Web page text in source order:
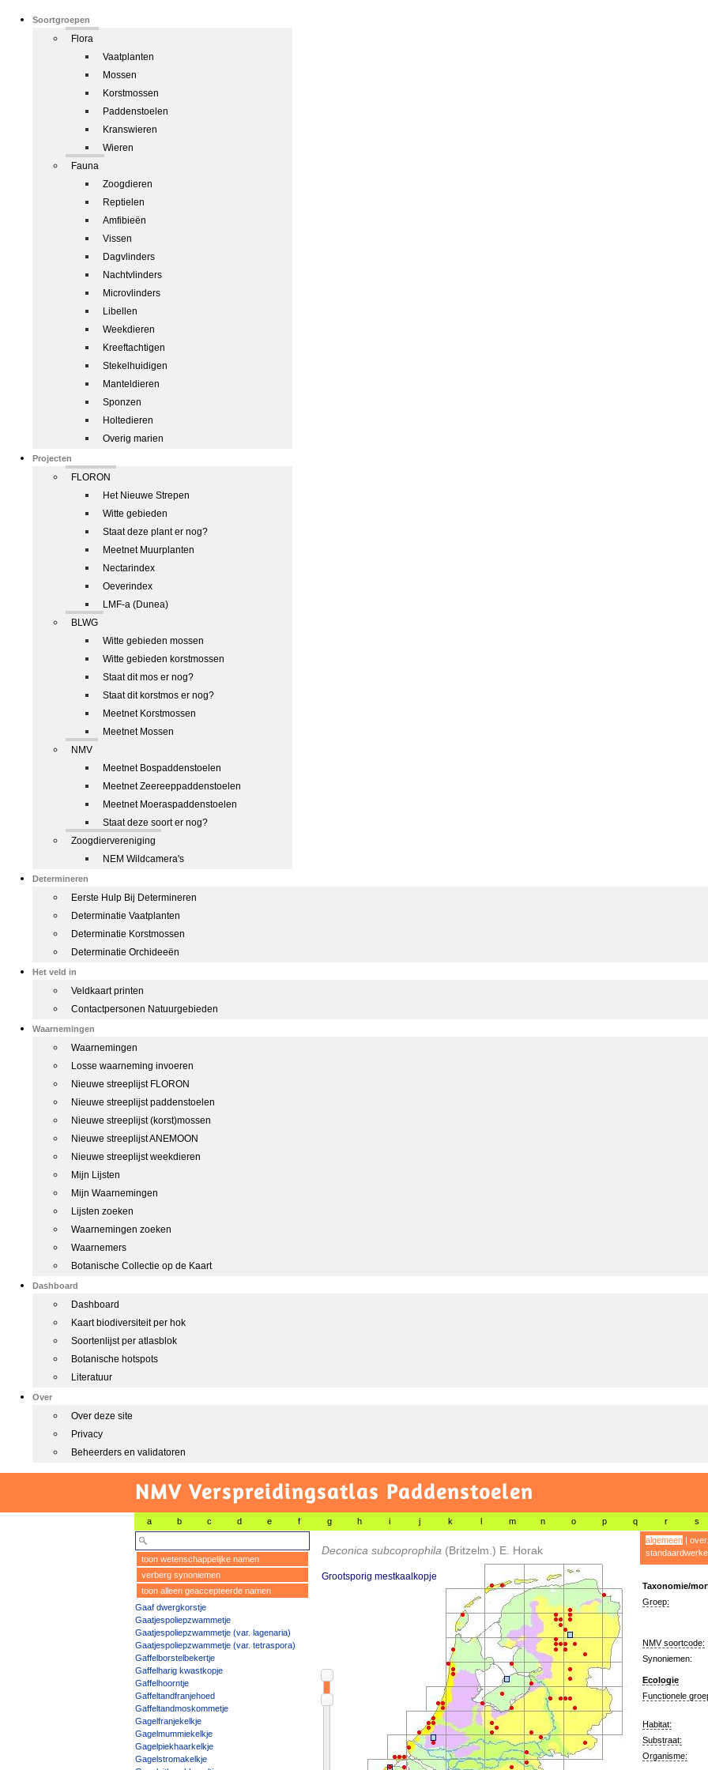
Soortgroepen
Flora
Vaatplanten
Mossen
Korstmossen
Paddenstoelen
Kranswieren
Wieren
Fauna
Zoogdieren
Reptielen
Amfibieën
Vissen
Dagvlinders
Nachtvlinders
Microvlinders
Libellen
Weekdieren
Kreeftachtigen
Stekelhuidigen
Manteldieren
Sponzen
Holtedieren
Overig marien
Projecten
FLORON
Het Nieuwe Strepen
Witte gebieden
Staat deze plant er nog?
Meetnet Muurplanten
Nectarindex
Oeverindex
LMF-a (Dunea)
BLWG
Witte gebieden mossen
Witte gebieden korstmossen
Staat dit mos er nog?
Staat dit korstmos er nog?
Meetnet Korstmossen
Meetnet Mossen
NMV
Meetnet Bospaddenstoelen
Meetnet Zeereeppaddenstoelen
Meetnet Moeraspaddenstoelen
Staat deze soort er nog?
Zoogdiervereniging
NEM Wildcamera's
Determineren
Eerste Hulp Bij Determineren
Determinatie Vaatplanten
Determinatie Korstmossen
Determinatie Orchideeën
Het veld in
Veldkaart printen
Contactpersonen Natuurgebieden
Waarnemingen
Waarnemingen
Losse waarneming invoeren
Nieuwe streeplijst FLORON
Nieuwe streeplijst paddenstoelen
Nieuwe streeplijst (korst)mossen
Nieuwe streeplijst ANEMOON
Nieuwe streeplijst weekdieren
Mijn Lijsten
Mijn Waarnemingen
Lijsten zoeken
Waarnemingen zoeken
Waarnemers
Botanische Collectie op de Kaart
Dashboard
Dashboard
Kaart biodiversiteit per hok
Soortenlijst per atlasblok
Botanische hotspots
Literatuur
Over
Over deze site
Privacy
Beheerders en validatoren
NMV Verspreidingsatlas Paddenstoelen
a b c d e f g h i j k l m n o p q r s
toon wetenschappelijke namen
verberg synoniemen
toon alleen geaccepteerde namen
Gaaf dwergkorstje
Gaatjespoliepzwammetje
Gaatjespoliepzwammetje (var. lagenaria)
Gaatjespoliepzwammetje (var. tetraspora)
Gaffelborstelbekertje
Gaffelharig kwastkopje
Gaffelhoorntje
Gaffeltandfranjehoed
Gaffeltandmoskommetje
Gagelfranjekelkje
Gagelmummiekelkje
Gagelpiekhaarkelkje
Gagelstromakelkje
Deconica subcoprophila (Britzelm.) E. Horak
Grootsporig mestkaalkopje
algemeen|
Taxonomie/
Groep:
NMV soortcode:
Synoniemen:
Ecologie
Functionele
Habitat:
Substraat:
Organisme: